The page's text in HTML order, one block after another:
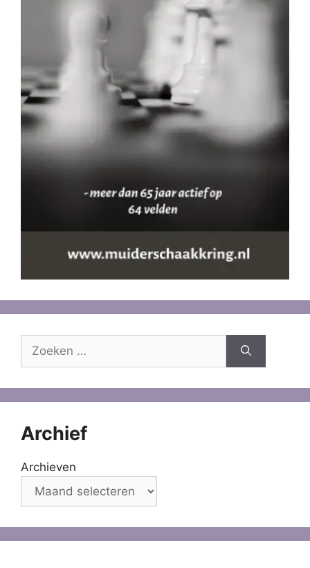
naar:
Archief
Archieven